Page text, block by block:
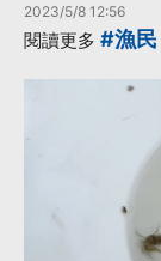
2023/5/8 12:56
閱讀更多 #漁民